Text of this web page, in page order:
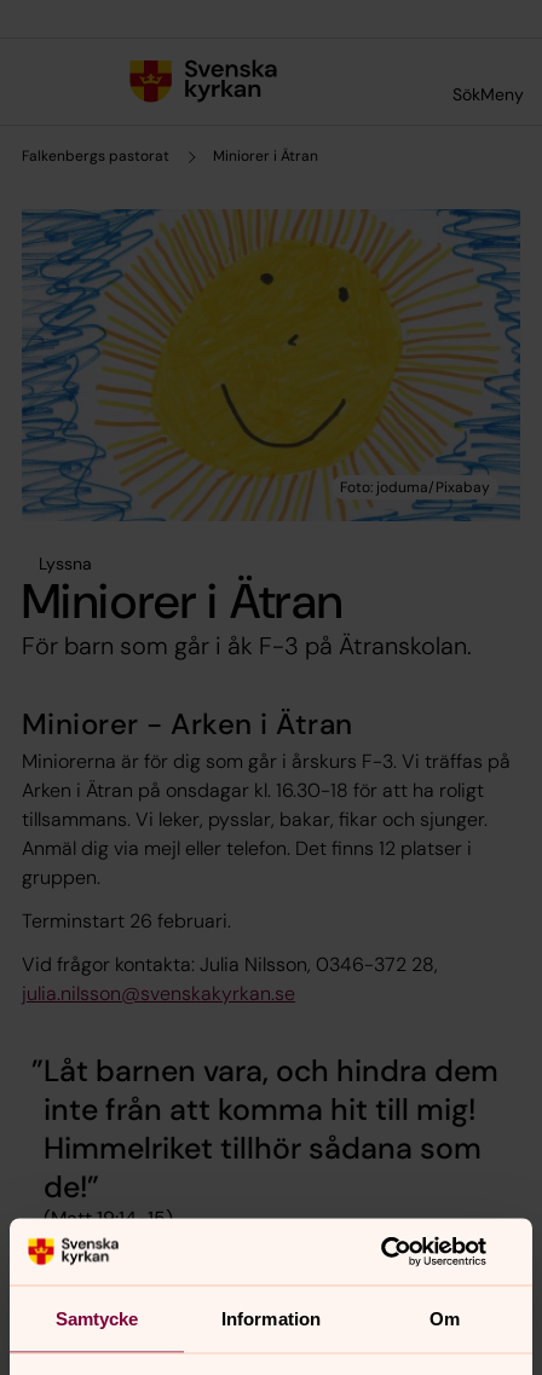
Samtycke Information Om
SökMeny
Falkenbergs pastorat Miniorer i Ätran
Lyssna
Miniorer i Ätran
För barn som går i åk F-3 på Ätranskolan.
Miniorer - Arken i Ätran
Miniorerna är för dig som går i årskurs F-3. Vi träffas på
Arken i Ätran på onsdagar kl. 16.30-18 för att ha roligt
tillsammans. Vi leker, pysslar, bakar, fikar och sjunger.
Anmäl dig via mejl eller telefon. Det finns 12 platser i
gruppen.
Terminstart 26 februari.
Vid frågor kontakta: Julia Nilsson, 0346-372 28,
julia.nilsson@svenskakyrkan.se
Låt bar­nen va­ra, och hind­ra dem
in­te från att kom­ma hit till mig!
Him­mel­ri­ket tillhör såda­na som
de!
(Matt 19:14-15)
Senast ändrad 27 februari 2020
Synpunkter eller frågor på sidans